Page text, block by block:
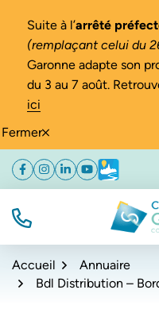
Fermer
Suite à l’arrêté
(remplaçant celui du
Garonne adapte son
du 3 au 7 août.
ici
Aller
navigation
Aller
au
Aller
au
de
Facebook
(ouverture dans un nouvel
Instagram
(ouverture dans un
Linkedin
(ouverture dans un
YouTube
(ouverture
Météo
TÉL.
Accueil
Annuaire
Bdl Distribution –